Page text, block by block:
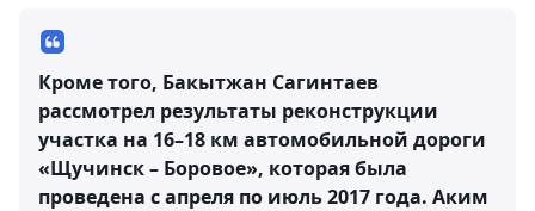
Кроме того, Бакытжан Сагинтаев
рассмотрел результаты реконструкции
участка на 16–18 км автомобильной дороги
«Щучинск – Боровое», которая была
проведена с апреля по июль 2017 года. Аким